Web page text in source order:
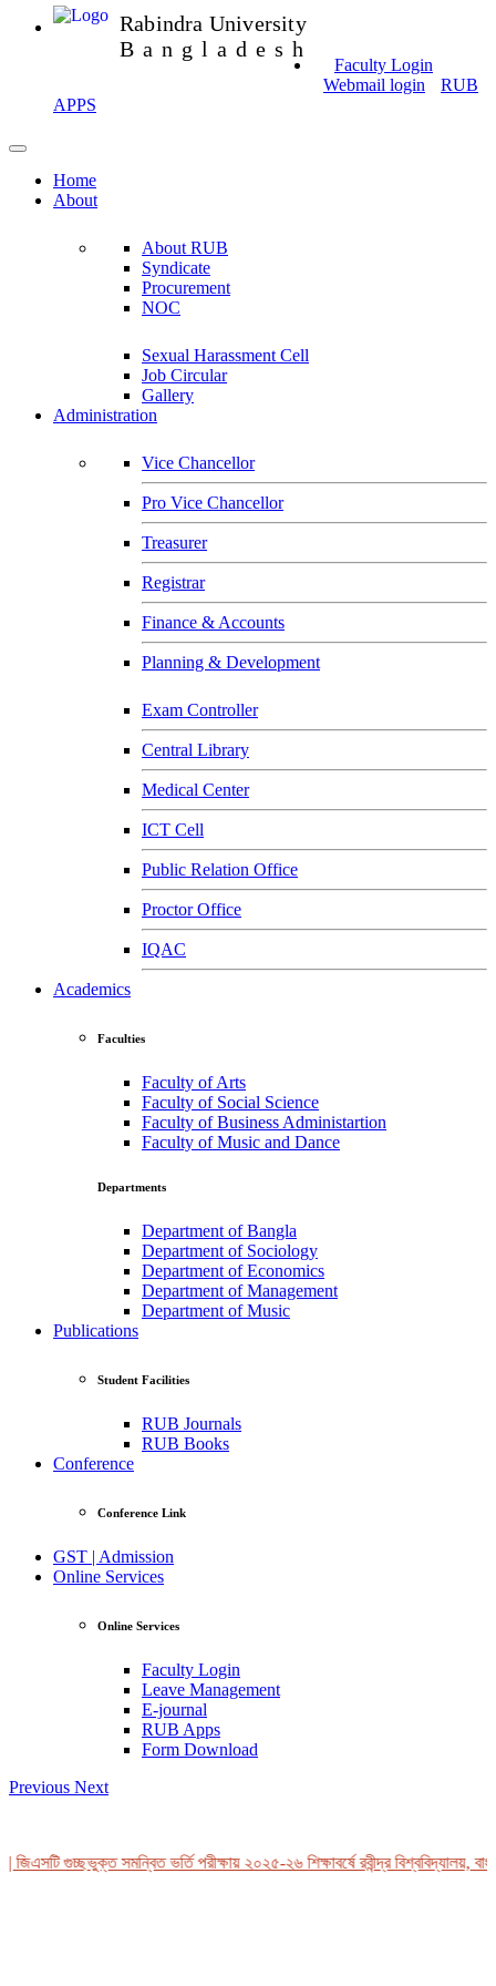
Rabindra University
Bangladesh
Faculty Login
Webmail login
RUB
APPS
Home
About
About RUB
Syndicate
Procurement
NOC
Sexual Harassment Cell
Job Circular
Gallery
Administration
Vice Chancellor
Pro Vice Chancellor
Treasurer
Registrar
Finance & Accounts
Planning & Development
Exam Controller
Central Library
Medical Center
ICT Cell
Public Relation Office
Proctor Office
IQAC
Academics
Faculties
Faculty of Arts
Faculty of Social Science
Faculty of Business Administartion
Faculty of Music and Dance
Departments
Department of Bangla
Department of Sociology
Department of Economics
Department of Management
Department of Music
Publications
Student Facilities
RUB Journals
RUB Books
Conference
Conference Link
GST | Admission
Online Services
Online Services
Faculty Login
Leave Management
E-journal
RUB Apps
Form Download
Previous Next
গুচ্ছভুক্ত সমন্বিত ভর্তি পরীক্ষায় ২০২৫-২৬ শিক্ষাবর্ষে রবীন্দ্র বিশ্ববিদ্যালয়,